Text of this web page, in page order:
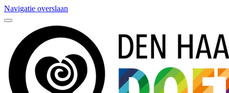
Navigatie overslaan